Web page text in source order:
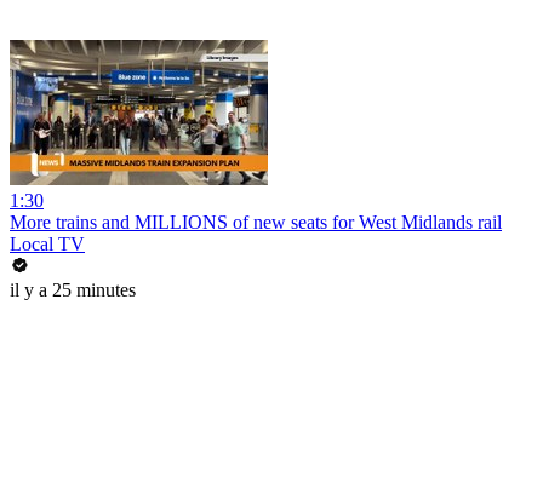
1:30
More trains and MILLIONS of new seats for West Midlands rail
Local TV
il y a 25 minutes